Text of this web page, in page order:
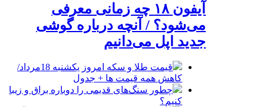
آیفون ۱۸ چه زمانی معرفی
می‌شود؟ / آنچه درباره گوشی
جدید اپل می‌دانیم
قیمت طلا و سکه امروز یکشنبه 18مرداد/
کاهش همه قیمت ها + جدول
چطور سنگ‌های قدیمی را دوباره براق و زیبا
کنیم؟